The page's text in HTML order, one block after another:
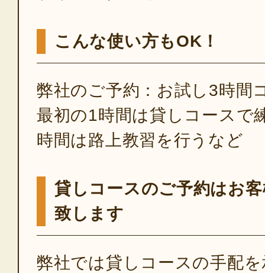
こんな使い方もOK！
弊社のご予約：お試し3時間
最初の1時間は貸しコースで
時間は路上教習を行うなど
貸しコースのご予約はお
致します
弊社では貸しコースの手配